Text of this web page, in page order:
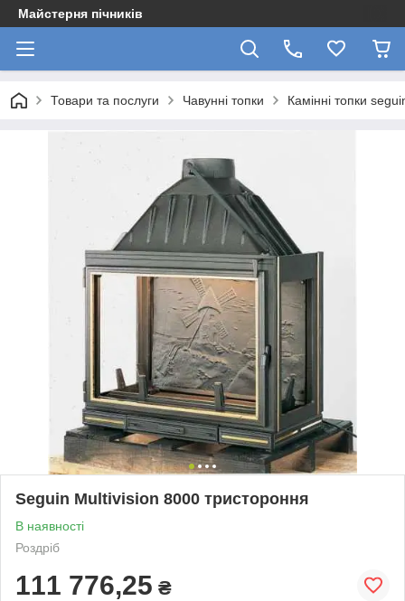
Майстерня пічників
Товари та послуги Чавунні топки Камінні топки
Seguin Multivision 8000 тристороння
В наявності
Роздріб
111 776,25 ₴